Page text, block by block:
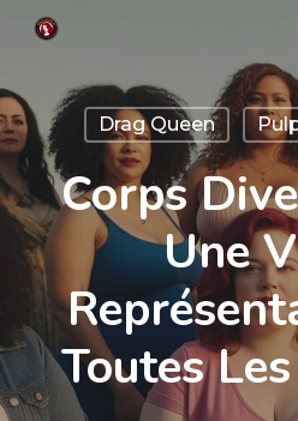
Skip
main
content
Drag Queen
Corps
Une
Toutes